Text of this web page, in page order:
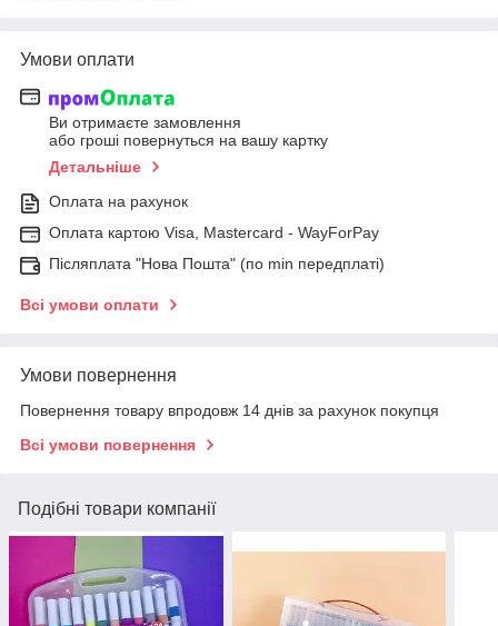
Умови оплати
Ви отримаєте замовлення
або гроші повернуться на вашу картку
Детальніше
Оплата на рахунок
Оплата картою Visa, Mastercard - WayForPay
Післяплата "Нова Пошта" (по min передплаті)
Всі умови оплати
Умови повернення
Повернення товару впродовж 14 днів за рахунок покупця
Всі умови повернення
Подібні товари компанії